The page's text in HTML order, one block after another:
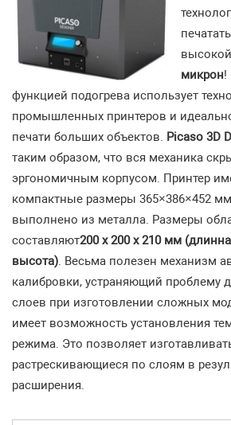
микрон!
функцией подогрева использует
промышленных принтеров и
печати больших объектов. Picaso 3D
таким образом, что вся механика
эргономичным корпусом. Принтер
компактные размеры 365×386×452
выполнено из металла. Размеры
составляют200 х 200 х 210 мм
высота) . Весьма полезен механизм
калибровки, устраняющий проблему
слоев при изготовлении сложных
имеет возможность установления
режима. Это позволяет
растрескивающиеся по слоям в
расширения.